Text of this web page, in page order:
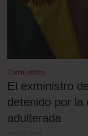
Combustibles
El exministro
detenido por la
adulterada